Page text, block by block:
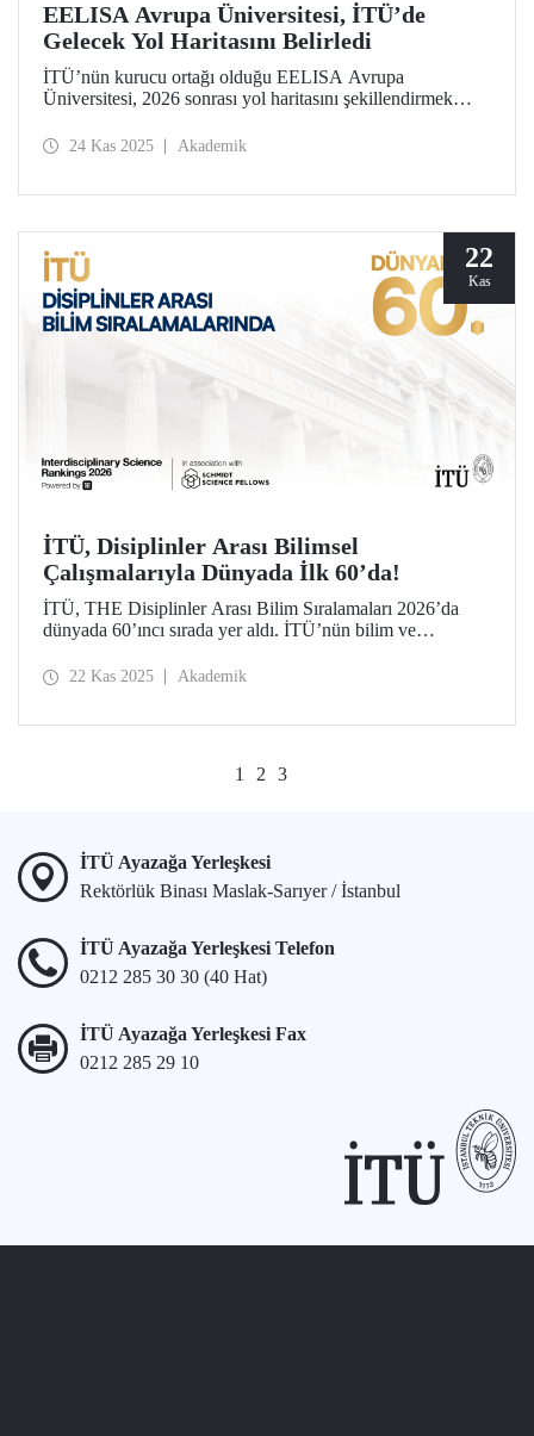
EELISA Avrupa Üniversitesi, İTÜ’de
Gelecek Yol Haritasını Belirledi
İTÜ’nün kurucu ortağı olduğu EELISA Avrupa
Üniversitesi, 2026 sonrası yol haritasını şekillendirmek
Hasan Mandal, EELISA Yönetim Kurulu Dönem
24 Kas 2025 Akademik
22
Kas
İTÜ, Disiplinler Arası Bilimsel
Çalışmalarıyla Dünyada İlk 60’da!
İTÜ, THE Disiplinler Arası Bilim Sıralamaları 2026’da
dünyada 60’ıncı sırada yer aldı. İTÜ’nün bilim ve
geliştirmeye öncülük eden sorumlu anlayışı, sıralamadaki
22 Kas 2025 Akademik
1 2 3
İTÜ Ayazağa Yerleşkesi
Rektörlük Binası Maslak-Sarıyer / İstanbul
İTÜ Ayazağa Yerleşkesi Telefon
0212 285 30 30 (40 Hat)
İTÜ Ayazağa Yerleşkesi Fax
0212 285 29 10